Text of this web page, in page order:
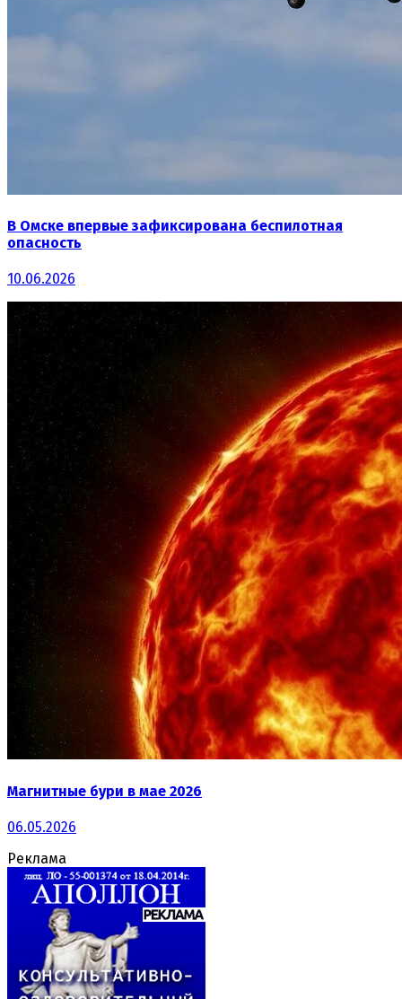
В Омске впервые зафиксирована беспилотная
опасность
10.06.2026
Магнитные бури в мае 2026
06.05.2026
Реклама